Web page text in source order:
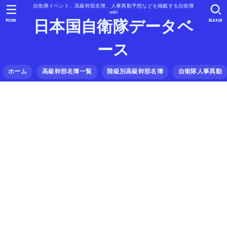
自衛隊イベント、高級幹部名簿、人事異動予想などを掲載する自衛隊
wiki
日本国自衛隊データベ
ース
ホーム 高級幹部名簿一覧 階級別高級幹部名簿 自衛隊人事異動
SEARCH
MENU